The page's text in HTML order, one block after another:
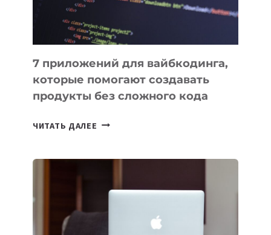
7 приложений для вайбкодинга,
которые помогают создавать
продукты без сложного кода
ЧИТАТЬ ДАЛЕЕ 7
ПОМОГАЮТ
СОЗДАВАТЬ